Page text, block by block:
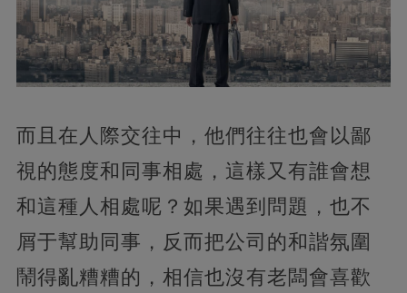
而且在人際交往中，他們往往也會以鄙
視的態度和同事相處，這樣又有誰會想
和這種人相處呢？如果遇到問題，也不
屑于幫助同事，反而把公司的和諧氛圍
鬧得亂糟糟的，相信也沒有老闆會喜歡